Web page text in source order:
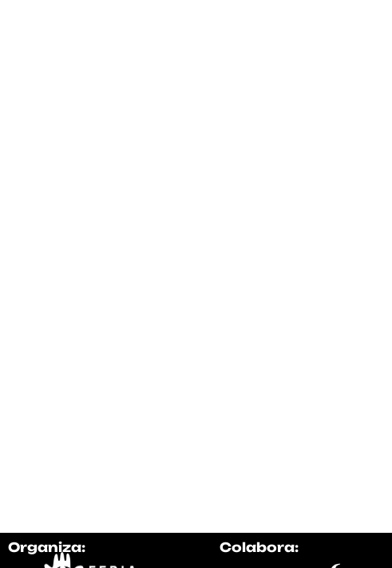
Organiza: Colabora: